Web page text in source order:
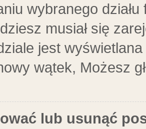
wybranego
musiał się
jest
wątek, Możesz
lub usunąć